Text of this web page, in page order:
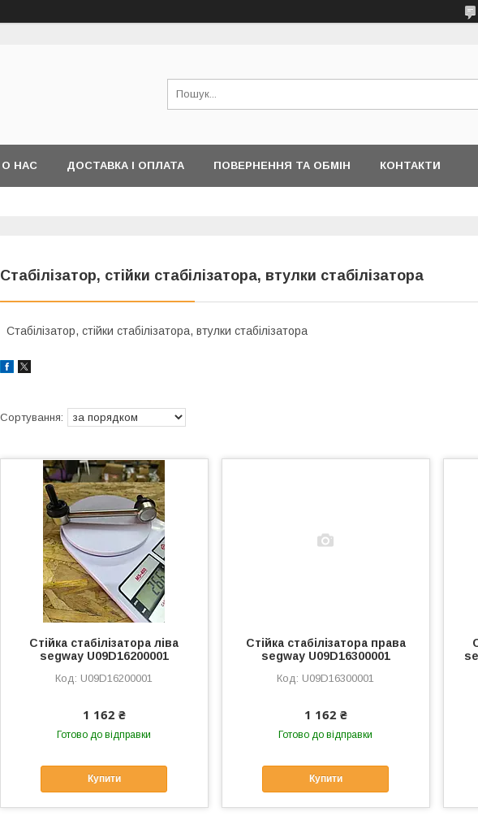
О НАС ДОСТАВКА І ОПЛАТА ПОВЕРНЕННЯ ТА ОБМІН КОНТАКТИ
Стабілізатор, стійки стабілізатора, втулки стабілізатора
Стабілізатор, стійки стабілізатора, втулки стабілізатора
Стійка стабілізатора ліва
segway U09D16200001
U09D16200001
1 162 ₴
Готово до відправки
Купити
Стійка стабілізатора права
segway U09D16300001
U09D16300001
1 162 ₴
Готово до відправки
Купити